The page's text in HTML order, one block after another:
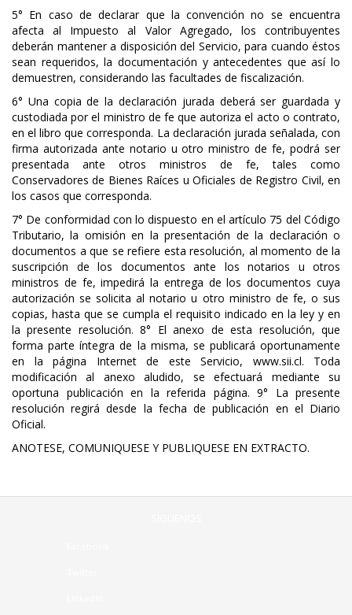
5° En caso de declarar que la convención no se encuentra
afecta al Impuesto al Valor Agregado, los contribuyentes
deberán mantener a disposición del Servicio, para cuando éstos
sean requeridos, la documentación y antecedentes que así lo
demuestren, considerando las facultades de fiscalización.
6° Una copia de la declaración jurada deberá ser guardada y
custodiada por el ministro de fe que autoriza el acto o contrato,
en el libro que corresponda. La declaración jurada señalada, con
firma autorizada ante notario u otro ministro de fe, podrá ser
presentada ante otros ministros de fe, tales como
Conservadores de Bienes Raíces u Oficiales de Registro Civil, en
los casos que corresponda.
7° De conformidad con lo dispuesto en el artículo 75 del Código
Tributario, la omisión en la presentación de la declaración o
documentos a que se refiere esta resolución, al momento de la
suscripción de los documentos ante los notarios u otros
ministros de fe, impedirá la entrega de los documentos cuya
autorización se solicita al notario u otro ministro de fe, o sus
copias, hasta que se cumpla el requisito indicado en la ley y en
la presente resolución. 8° El anexo de esta resolución, que
forma parte íntegra de la misma, se publicará oportunamente
en la página Internet de este Servicio, www.sii.cl. Toda
modificación al anexo aludido, se efectuará mediante su
oportuna publicación en la referida página. 9° La presente
resolución regirá desde la fecha de publicación en el Diario
Oficial.
ANOTESE, COMUNIQUESE Y PUBLIQUESE EN EXTRACTO.